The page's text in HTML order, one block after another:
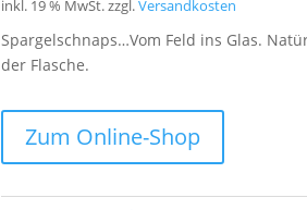
inkl. 19 % MwSt. zzgl.Versandkosten
Spargelschnaps…Vom Feld ins Glas.
der Flasche.
Zum Online-Shop